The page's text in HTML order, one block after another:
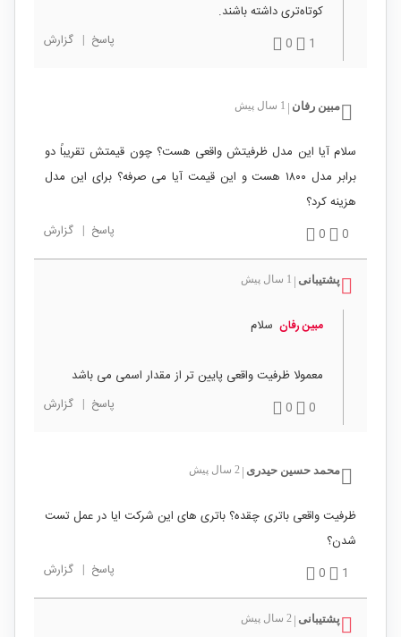
کوتاه‌تری داشته باشند.
1
0 پاسخ | گزارش
مبین رفان 1 سال پیش
سلام آیا این مدل ظرفیتش واقعی هست؟ چون قیمتش تقریباً دو
برابر مدل ۱۸۰۰ هست و این قیمت آیا می صرفه؟ برای این مدل
هزینه کرد؟
0
0 پاسخ | گزارش
پشتیبانی 1 سال پیش
مبین رفان سلام
معمولا ظرفیت واقعی پایین تر از مقدار اسمی می باشد
0
0 پاسخ | گزارش
محمد حسین حیدری 2 سال پیش
ظرفیت واقعی باتری چقده؟ باتری های این شرکت ایا در عمل تست
شدن؟
1
0 پاسخ | گزارش
پشتیبانی 2 سال پیش